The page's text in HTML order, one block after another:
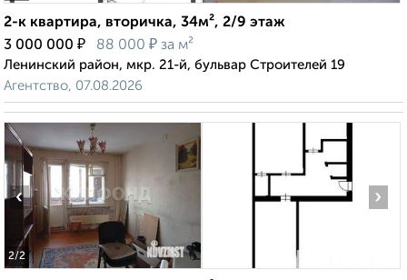
2-к квартира, вторичка, 34м², 2/9 этаж
3 000 000 ₽ 88 000 ₽ за м²
Ленинский район, мкр. 21-й, бульвар Строителей 19
Агентство, 07.08.2026
2/2
‹ ›